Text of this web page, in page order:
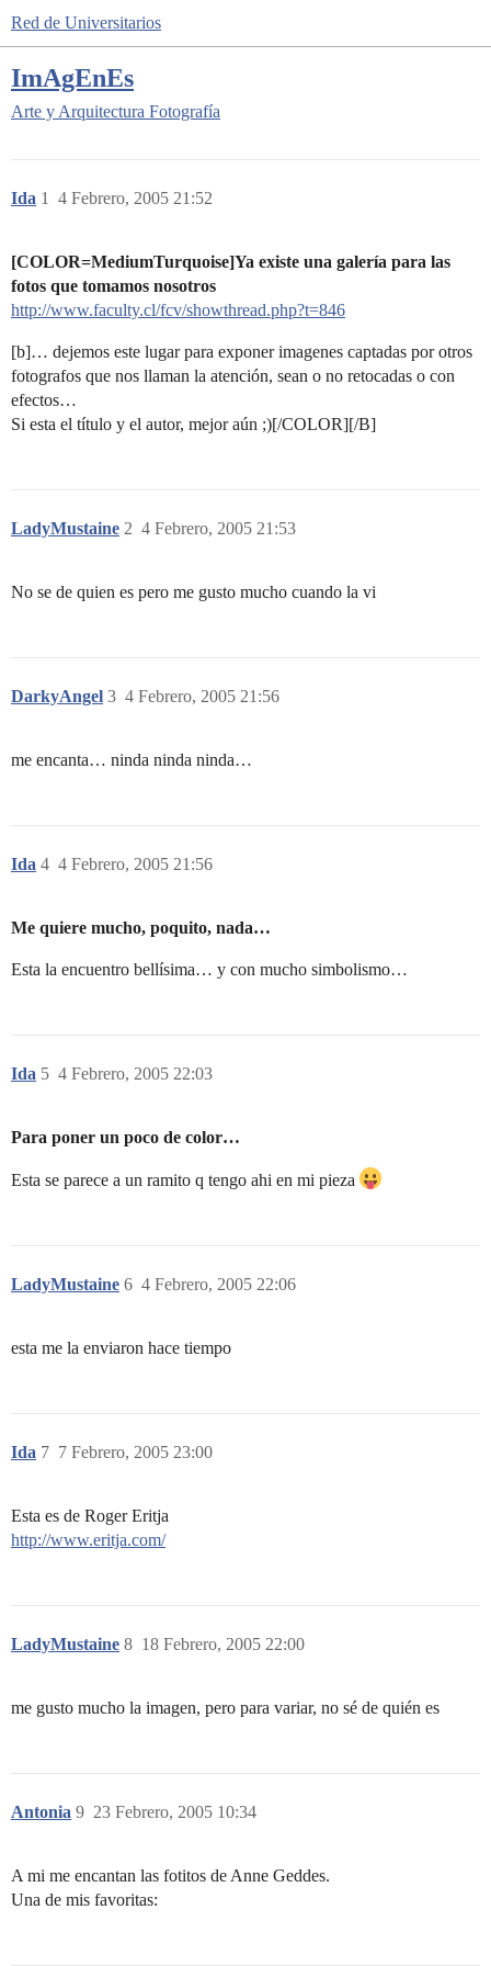
Red de Universitarios
ImAgEnEs
Arte y Arquitectura Fotografía
Ida 4 Febrero, 2005 21:52
1
[COLOR=MediumTurquoise]Ya existe una galería para las
fotos que tomamos nosotros
http://www.faculty.cl/fcv/showthread.php?t=846
[b]… dejemos este lugar para exponer imagenes captadas por otros
fotografos que nos llaman la atención, sean o no retocadas o con
efectos…
Si esta el título y el autor, mejor aún ;)[/COLOR][/B]
LadyMustaine 4 Febrero, 2005 21:53
2
No se de quien es pero me gusto mucho cuando la vi
DarkyAngel 4 Febrero, 2005 21:56
3
me encanta… ninda ninda ninda…
Ida 4 Febrero, 2005 21:56
4
Me quiere mucho, poquito, nada…
Esta la encuentro bellísima… y con mucho simbolismo…
Ida 4 Febrero, 2005 22:03
5
Para poner un poco de color…
Esta se parece a un ramito q tengo ahi en mi pieza
LadyMustaine 4 Febrero, 2005 22:06
6
esta me la enviaron hace tiempo
Ida 7 Febrero, 2005 23:00
7
Esta es de Roger Eritja
http://www.eritja.com/
LadyMustaine 18 Febrero, 2005 22:00
8
me gusto mucho la imagen, pero para variar, no sé de quién es
Antonia 23 Febrero, 2005 10:34
9
A mi me encantan las fotitos de Anne Geddes.
Una de mis favoritas: